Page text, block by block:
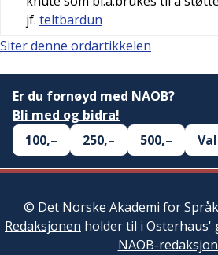
jf. teltbardun
Siter denne ordartikkelen
Er du fornøyd med NAOB?
Bli med og bidra!
100,–
250,– 500,–
© Det Norske Akademi for
Redaksjonen holder til i Osterhaus'
NAOB-